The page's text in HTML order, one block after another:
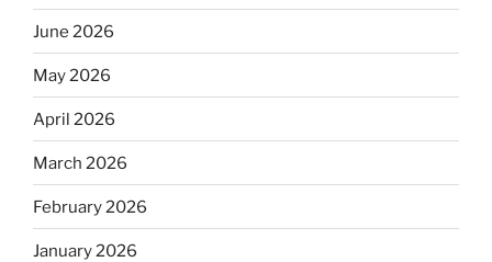
June 2026
May 2026
April 2026
March 2026
February 2026
January 2026